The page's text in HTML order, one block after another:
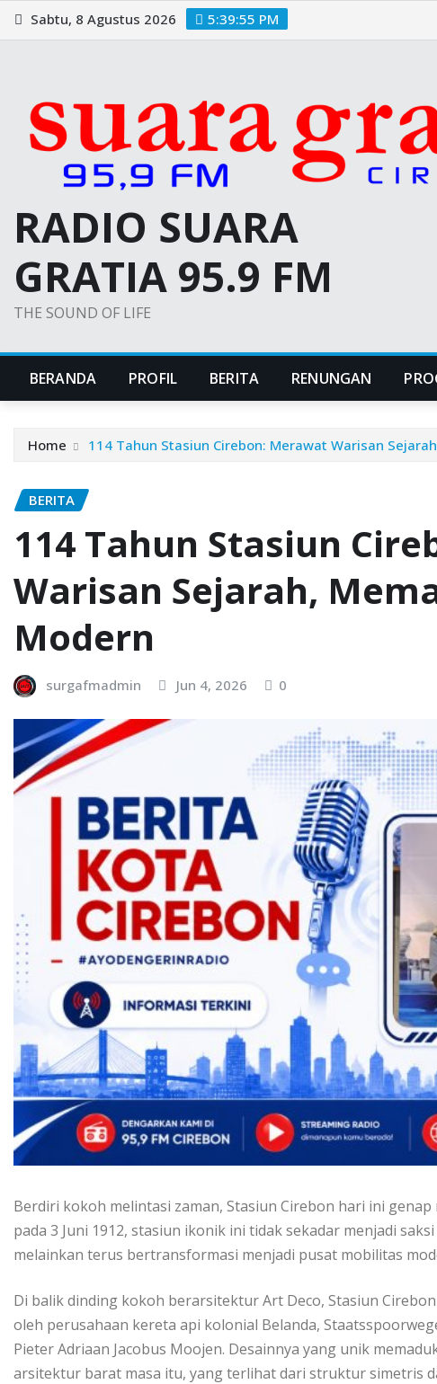
Skip
to
Sabtu, 8 Agustus 2026 5:39:56 PM
RADIO SUARA
GRATIA 95.9 FM
THE SOUND OF LIFE
BERANDA PROFIL BERITA RENUNGAN
Home 114 Tahun Stasiun Cirebon: Merawat Warisan
BERITA
114 Tahun Stasiun
Warisan Sejarah,
Modern
surgafmadmin Jun 4, 2026 0
Berdiri kokoh melintasi zaman, Stasiun Cirebon hari ini
pada 3 Juni 1912, stasiun ikonik ini tidak sekadar menjadi
melainkan terus bertransformasi menjadi pusat mobilitas
Di balik dinding kokoh berarsitektur Art Deco, Stasiun
oleh perusahaan kereta api kolonial Belanda,
Pieter Adriaan Jacobus Moojen. Desainnya yang unik
arsitektur barat masa itu, yang terlihat dari struktur simetris